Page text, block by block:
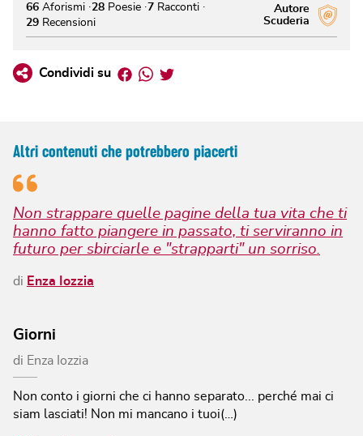
Autore
Scuderia
66 Aforismi 28 Poesie 7 Racconti
29 Recensioni
Condividi su Facebook
Whatsapp
Twitter
Altri contenuti che potrebbero piacerti
Non strappare quelle pagine della tua vita che ti
hanno fatto piangere in passato, ti serviranno in
futuro per sbirciarle e "strapparti" un sorriso.
di Enza Iozzia
Giorni
di Enza Iozzia
Non conto i giorni che ci hanno separato... perché mai ci
siam lasciati! Non mi mancano i tuoi(…)